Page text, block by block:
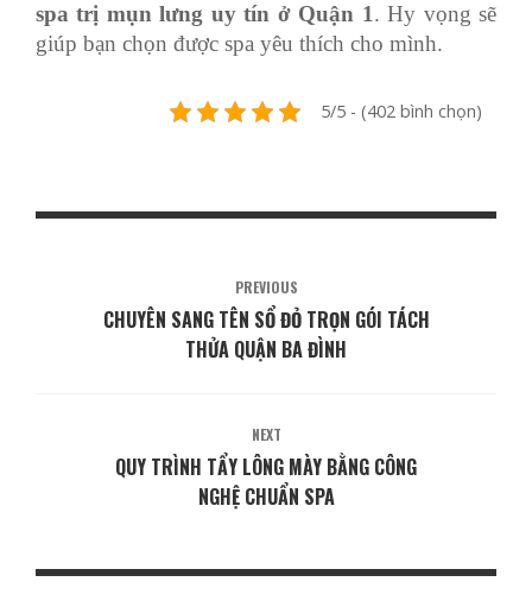
spa trị mụn lưng uy tín ở Quận 1. Hy vọng sẽ
giúp bạn chọn được spa yêu thích cho mình.
5/5 - (402 bình chọn)
PREVIOUS
CHUYÊN SANG TÊN SỔ ĐỎ TRỌN GÓI TÁCH
THỬA QUẬN BA ĐÌNH
NEXT
QUY TRÌNH TẨY LÔNG MÀY BẰNG CÔNG
NGHỆ CHUẨN SPA